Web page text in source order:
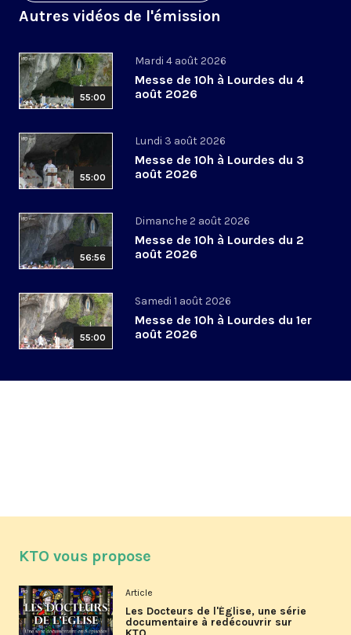
Autres vidéos de l'émission
55:00
Mardi 4 août 2026
Messe de 10h à Lourdes du 4
août 2026
55:00
Lundi 3 août 2026
Messe de 10h à Lourdes du 3
août 2026
56:56
Dimanche 2 août 2026
Messe de 10h à Lourdes du 2
août 2026
55:00
Samedi 1 août 2026
Messe de 10h à Lourdes du 1er
août 2026
KTO vous propose
Article
Les Docteurs de l'Église, une série
documentaire à redécouvrir sur